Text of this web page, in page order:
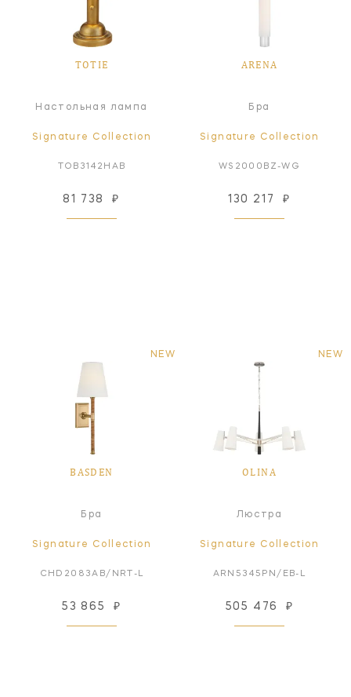
TOTIE
Настольная лампа
Signature Collection
TOB3142HAB
81 738 ₽
ARENA
Бра
Signature Collection
WS2000BZ-WG
130 217 ₽
NEW
BASDEN
Бра
Signature Collection
CHD2083AB/NRT-L
53 865 ₽
NEW
OLINA
Люстра
Signature Collection
ARN5345PN/EB-L
505 476 ₽